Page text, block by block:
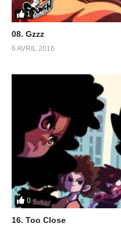
1
08. Gzzz
6 AVRIL 2016
0
16. Too Close